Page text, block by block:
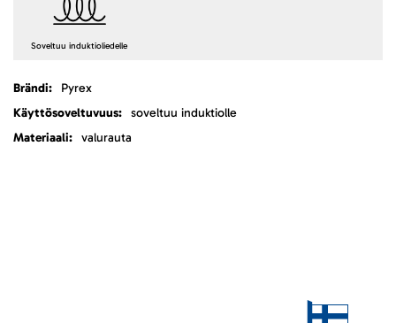
Soveltuu induktioliedelle
LisätietojaPyrex
soveltuu induktiolle
valurauta